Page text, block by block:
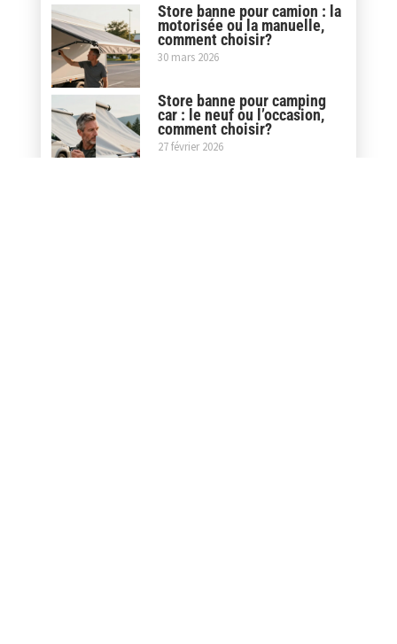
Store banne pour camion : la
motorisée ou la manuelle,
comment choisir?
30 mars 2026
Store banne pour camping
car : le neuf ou l’occasion,
comment choisir?
27 février 2026